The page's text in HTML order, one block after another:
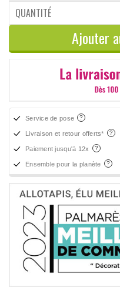
QUANTITÉ
Ajouter
Service de pose
Livraison et retour offerts*
Paiement jusqu'à 12x
Ensemble pour la planète